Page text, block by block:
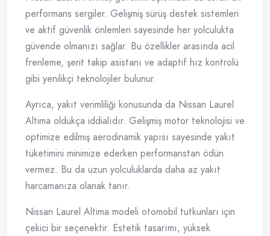
performans sergiler. Gelişmiş sürüş destek sistemleri
ve aktif güvenlik önlemleri sayesinde her yolculukta
güvende olmanızı sağlar. Bu özellikler arasında acil
frenleme, şerit takip asistanı ve adaptif hız kontrolü
gibi yenilikçi teknolojiler bulunur.
Ayrıca, yakıt verimliliği konusunda da Nissan Laurel
Altima oldukça iddialıdır. Gelişmiş motor teknolojisi ve
optimize edilmiş aerodinamik yapısı sayesinde yakıt
tüketimini minimize ederken performanstan ödün
vermez. Bu da uzun yolculuklarda daha az yakıt
harcamanıza olanak tanır.
Nissan Laurel Altima modeli otomobil tutkunları için
çekici bir seçenektir. Estetik tasarımı, yüksek